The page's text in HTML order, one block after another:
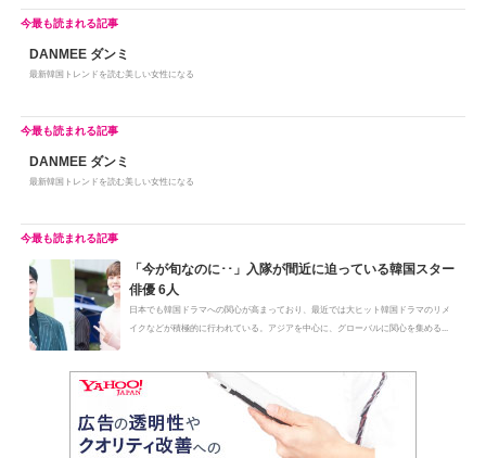
DANMEE ダンミ
最新韓国トレンドを読む美しい女性になる
DANMEE ダンミ
最新韓国トレンドを読む美しい女性になる
「今が旬なのに･･」入隊が間近に迫っている韓国スター
俳優 6人
日本でも韓国ドラマへの関心が高まっており、最近では大ヒット韓国ドラマのリメ
イクなどが積極的に行われている。アジアを中心に、グローバルに関心を集める...